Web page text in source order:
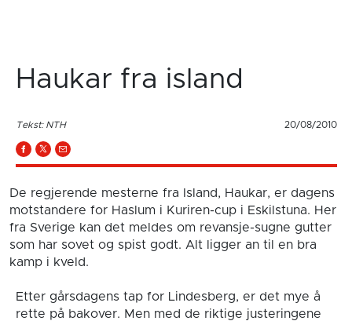
Haukar fra island
Tekst: NTH 20/08/2010
De regjerende mesterne fra Island, Haukar, er dagens
motstandere for Haslum i Kuriren-cup i Eskilstuna. Her
fra Sverige kan det meldes om revansje-sugne gutter
som har sovet og spist godt. Alt ligger an til en bra
kamp i kveld.
Etter gårsdagens tap for Lindesberg, er det mye å
rette på bakover. Men med de riktige justeringene